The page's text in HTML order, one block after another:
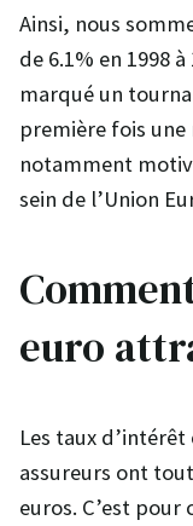
Ainsi, nous
de 6.1% en 1998 à
marqué un
première fois
notamment
sein de l’Union
euro
Les taux
assureurs ont
euros. C’est pour